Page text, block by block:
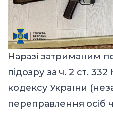
Наразі затриманим
підозру за ч. 2 ст.
кодексу України
переправлення осіб